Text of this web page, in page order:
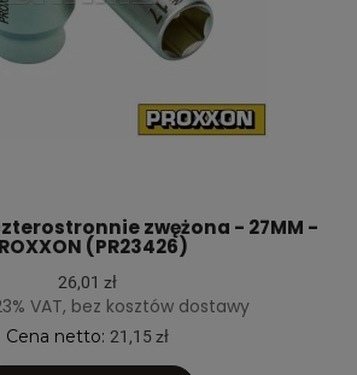
zwężona - 27MM -
(PR23426)
26,01 zł
VAT, bez kosztów dostawy
Cena netto: 21,15 zł